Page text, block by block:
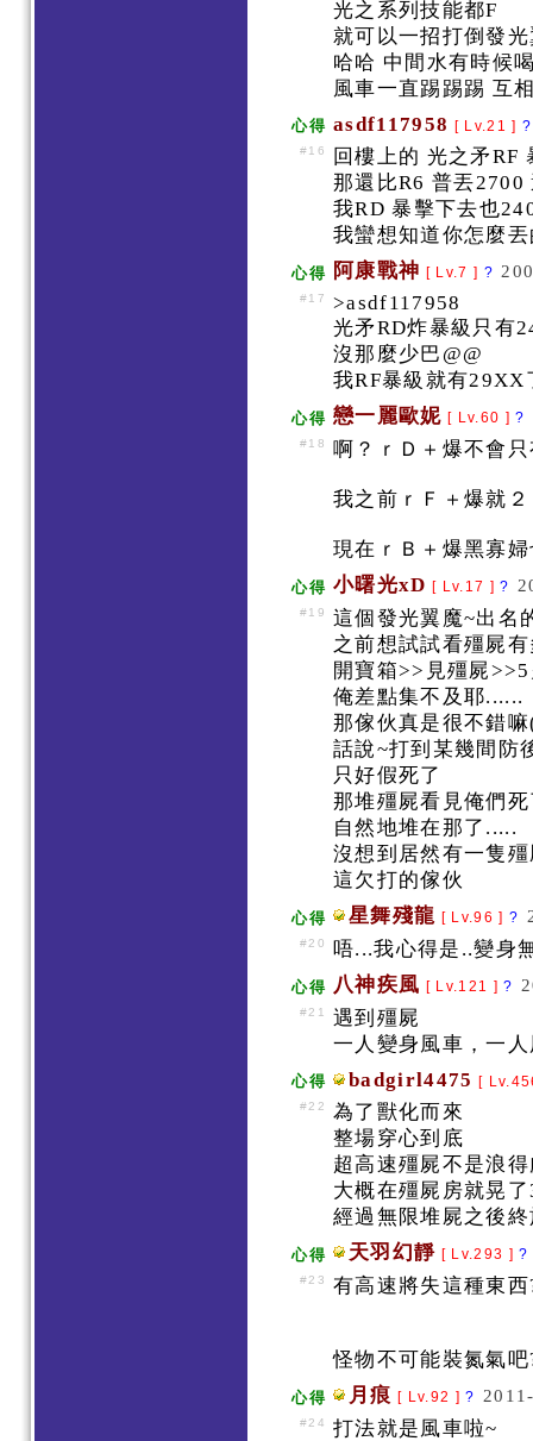
光之系列技能都F
就可以一招打倒發
哈哈 中間水有時候
風車一直踢踢踢 互
心得 asdf117958 [ Lv.21 ]?
#16
回樓上的 光之矛RF
那還比R6 普丟
我RD 暴擊下去也
我蠻想知道你怎麼丟
心得 阿康戰神 [ Lv.7 ] ?
#17
>asdf117958
光矛RD炸暴級只有
沒那麼少巴@@
我RF暴級就有29XX
心得 戀一麗歐妮 [ Lv.60 ]?
#18 啊？ｒＤ＋爆不會
我之前ｒＦ＋爆就
現在ｒＢ＋爆黑寡
心得 小曙光xD [ Lv.17 ]?
#19
這個發光翼魔~出名
之前想試試看殭屍
開寶箱>>見殭屍
俺差點集不及耶......
那傢伙真是很不錯
話說~打到某幾間防
只好假死了
那堆殭屍看見俺們
自然地堆在那了.....
沒想到居然有一隻
這欠打的傢伙
心得 星舞殘龍 [ Lv.96 ]?
#20 唔...我心得是..變身
心得 八神疾風 [ Lv.121 ]?
#21
遇到殭屍
一人變身風車，一
心得 badgirl4475 [
#22
為了獸化而來
整場穿心到底
超高速殭屍不是浪
大概在殭屍房就晃
經過無限堆屍之後
心得 天羽幻靜 [ Lv.293 ]?
#23 有高速將失這種東
怪物不可能裝氮氣吧
心得 月痕 [ Lv.92 ]?
#24
打法就是風車啦~